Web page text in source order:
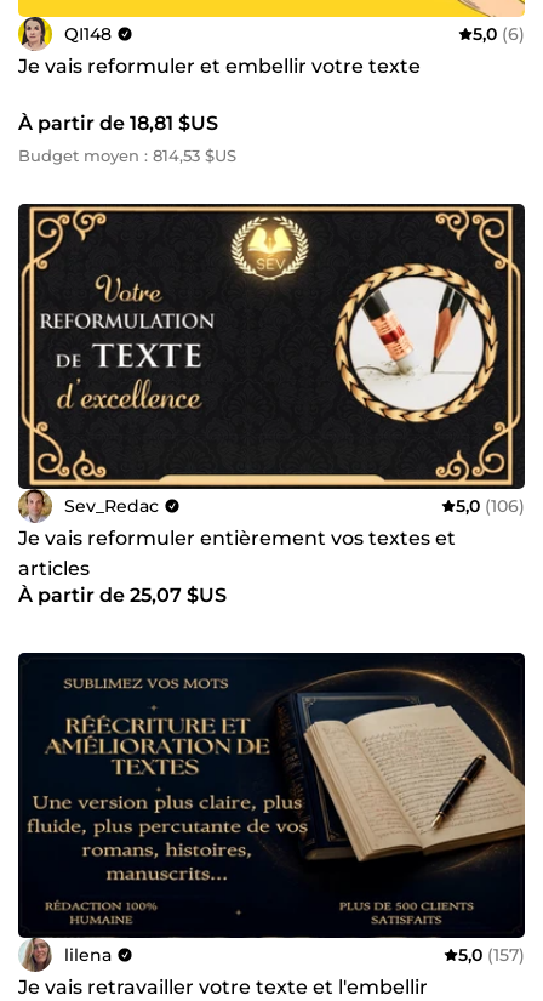
QI148 5,0 (6)
Je vais reformuler et embellir votre texte
À partir de 18,81 $US
Budget moyen : 814,53 $US
Sev_Redac 5,0 (106)
Je vais reformuler entièrement vos textes et
articles
À partir de 25,07 $US
lilena 5,0 (157)
Je vais retravailler votre texte et l'embellir